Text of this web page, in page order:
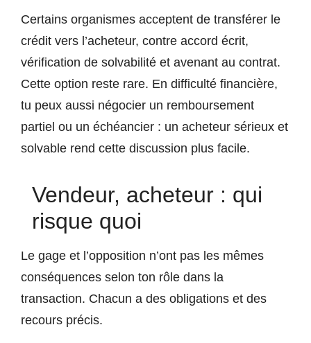
Certains organismes acceptent de transférer le
crédit vers l’acheteur, contre accord écrit,
vérification de solvabilité et avenant au contrat.
Cette option reste rare. En difficulté financière,
tu peux aussi négocier un remboursement
partiel ou un échéancier : un acheteur sérieux et
solvable rend cette discussion plus facile.
Vendeur, acheteur : qui
risque quoi
Le gage et l’opposition n’ont pas les mêmes
conséquences selon ton rôle dans la
transaction. Chacun a des obligations et des
recours précis.